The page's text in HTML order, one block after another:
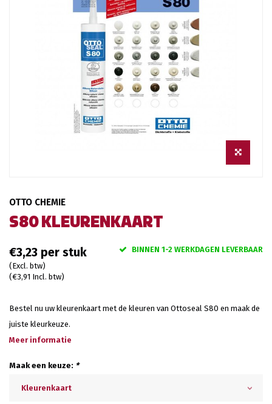
S80 KLEURENKAART
OTTO CHEMIE
€3,23
(Excl. btw)
(€3,91 Incl. btw)
BINNEN 1-2 WERKDAGEN LEVERBAAR
Bestel nu uw kleurenkaart met de kleuren van Ottoseal S80 en maak de
juiste kleurkeuze.
Meer informatie
Maak een keuze: *
Kleurenkaart